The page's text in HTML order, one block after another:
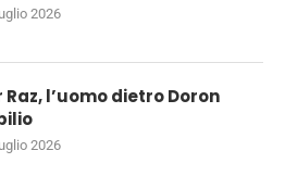
2026
Raz, l’uomo dietro Doron
2026